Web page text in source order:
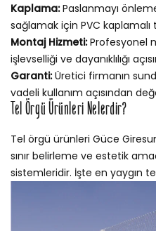
Kaplama:Paslanmayı
sağlamak için PVC
Montaj Hizmeti:Profesyonel
işlevselliği ve dayanıklılığı
Garanti:Üretici firmanın
vadeli kullanım açısından
Tel Örgü Ürünleri Nelerdir?
Tel örgü ürünleri Güce
sınır belirleme ve estetik
sistemleridir. İşte en yaygın